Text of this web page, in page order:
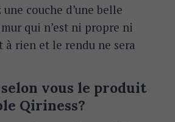
couche d’une belle
qui n’est ni propre ni
à rien et le rendu ne sera
vous le produit
Qiriness?